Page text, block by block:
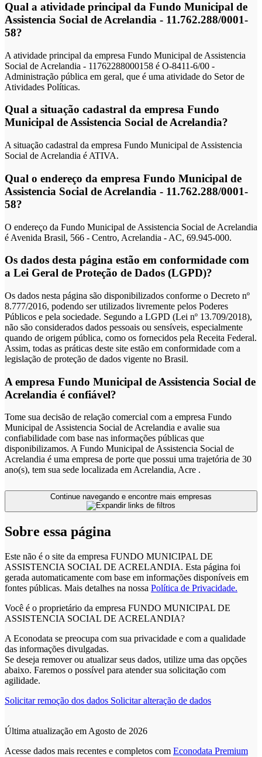
Qual a atividade principal da Fundo Municipal de
Assistencia Social de Acrelandia - 11.762.288/0001-
58?
A atividade principal da empresa Fundo Municipal de Assistencia
Social de Acrelandia - 11762288000158 é O-8411-6/00 -
Administração pública em geral, que é uma atividade do Setor de
Atividades Políticas.
Qual a situação cadastral da empresa Fundo
Municipal de Assistencia Social de Acrelandia?
A situação cadastral da empresa Fundo Municipal de Assistencia
Social de Acrelandia é ATIVA.
Qual o endereço da empresa Fundo Municipal de
Assistencia Social de Acrelandia - 11.762.288/0001-
58?
O endereço da Fundo Municipal de Assistencia Social de Acrelandia
é Avenida Brasil, 566 - Centro, Acrelandia - AC, 69.945-000.
Os dados desta página estão em conformidade com
a Lei Geral de Proteção de Dados (LGPD)?
Os dados nesta página são disponibilizados conforme o Decreto nº
8.777/2016, podendo ser utilizados livremente pelos Poderes
Públicos e pela sociedade. Segundo a LGPD (Lei nº 13.709/2018),
não são considerados dados pessoais ou sensíveis, especialmente
quando de origem pública, como os fornecidos pela Receita Federal.
Assim, todas as práticas deste site estão em conformidade com a
legislação de proteção de dados vigente no Brasil.
A empresa Fundo Municipal de Assistencia Social de
Acrelandia é confiável?
Tome sua decisão de relação comercial com a empresa Fundo
Municipal de Assistencia Social de Acrelandia e avalie sua
confiabilidade com base nas informações públicas que
disponibilizamos. A Fundo Municipal de Assistencia Social de
Acrelandia é uma empresa de porte que possui uma trajetória de 30
ano(s), tem sua sede localizada em Acrelandia, Acre .
Sobre essa página
Este não é o site da empresa FUNDO MUNICIPAL DE
ASSISTENCIA SOCIAL DE ACRELANDIA. Esta página foi
gerada automaticamente com base em informações disponíveis em
fontes públicas. Mais detalhes na nossa Política de Privacidade.
Você é o proprietário da empresa FUNDO MUNICIPAL DE
ASSISTENCIA SOCIAL DE ACRELANDIA?
A Econodata se preocupa com sua privacidade e com a qualidade
das informações divulgadas.
Se deseja remover ou atualizar seus dados, utilize uma das opções
abaixo. Faremos o possível para atender sua solicitação com
agilidade.
Solicitar remoção dos dados Solicitar alteração de dados
Última atualização em Agosto de 2026
Acesse dados mais recentes e completos com Econodata Premium